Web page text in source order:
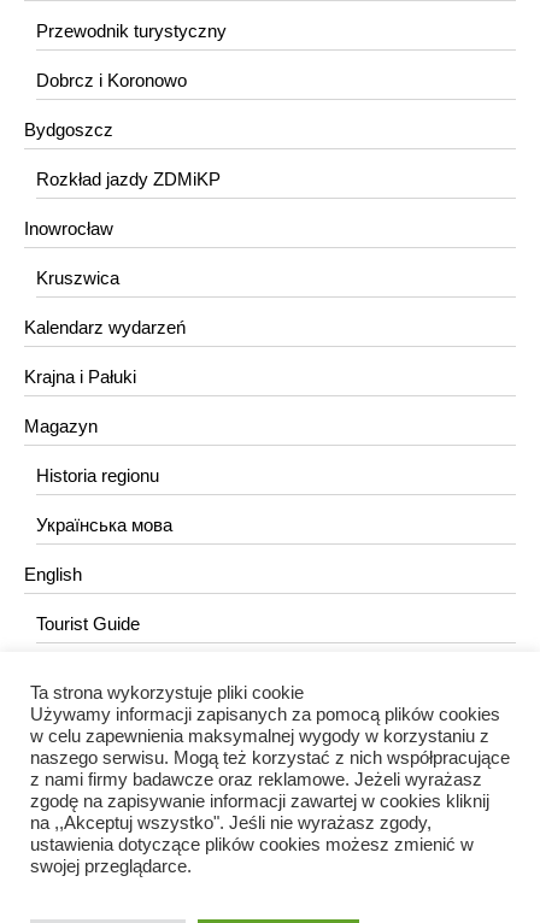
Przewodnik turystyczny
Dobrcz i Koronowo
Bydgoszcz
Rozkład jazdy ZDMiKP
Inowrocław
Kruszwica
Kalendarz wydarzeń
Krajna i Pałuki
Magazyn
Historia regionu
Українська мова
English
Tourist Guide
KONTAKT
redakcja@portalkujawski.pl
Redakcja
Ta strona wykorzystuje pliki cookie
Używamy informacji zapisanych za pomocą plików cookies
w celu zapewnienia maksymalnej wygody w korzystaniu z
naszego serwisu. Mogą też korzystać z nich współpracujące
z nami firmy badawcze oraz reklamowe. Jeżeli wyrażasz
zgodę na zapisywanie informacji zawartej w cookies kliknij
na ,,Akceptuj wszystko". Jeśli nie wyrażasz zgody,
ustawienia dotyczące plików cookies możesz zmienić w
swojej przeglądarce.